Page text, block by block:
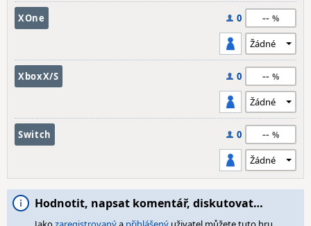
XOne 0 --
XboxX/S 0 --
Switch 0 --
Hodnotit, napsat komentář, diskutovat…